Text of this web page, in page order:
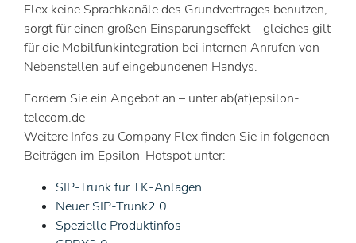
Flex keine Sprachkanäle des Grundvertrages benutzen,
sorgt für einen großen Einsparungseffekt – gleiches gilt
für die Mobilfunkintegration bei internen Anrufen von
Nebenstellen auf eingebundenen Handys.
Fordern Sie ein Angebot an – unterab(at)epsilon-
telecom.de
Weitere Infos zu Company Flex finden Sie in folgenden
Beiträgen im Epsilon-Hotspot unter:
SIP-Trunk für TK-Anlagen
Neuer SIP-Trunk2.0
Spezielle Produktinfos